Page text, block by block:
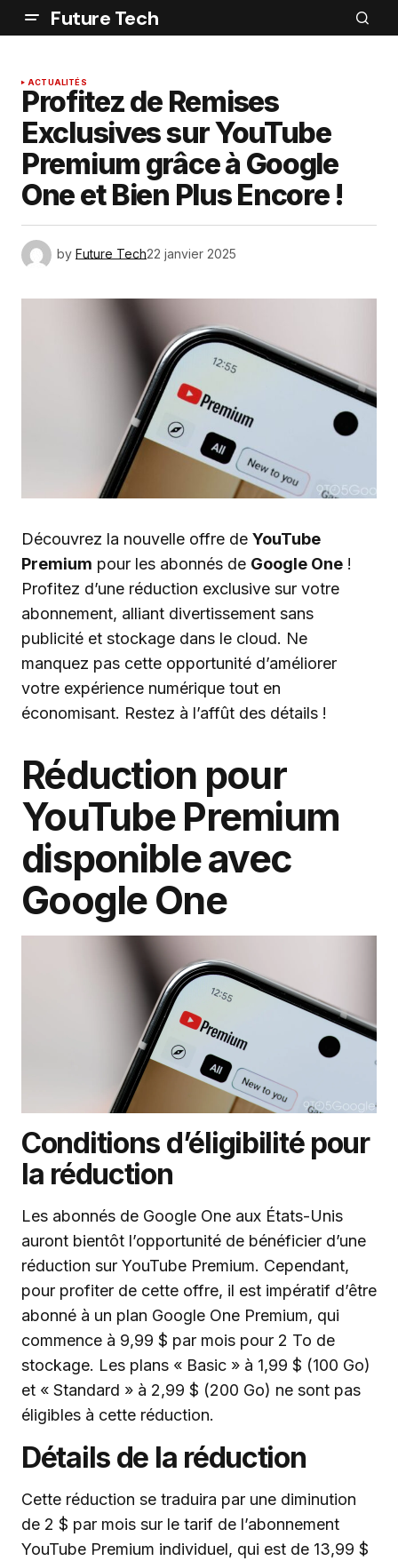
Future Tech
ACTUALITÉS
Profitez de Remises
Exclusives sur YouTube
Premium grâce à Google
One et Bien Plus Encore !
by Future Tech22 janvier 2025
Découvrez la nouvelle offre de YouTube
Premium pour les abonnés de Google One !
Profitez d’une réduction exclusive sur votre
abonnement, alliant divertissement sans
publicité et stockage dans le cloud. Ne
manquez pas cette opportunité d’améliorer
votre expérience numérique tout en
économisant. Restez à l’affût des détails !
Réduction pour
YouTube Premium
disponible avec
Google One
Conditions d’éligibilité pour
la réduction
Les abonnés de Google One aux États-Unis
auront bientôt l’opportunité de bénéficier d’une
réduction sur YouTube Premium. Cependant,
pour profiter de cette offre, il est impératif d’être
abonné à un plan Google One Premium, qui
commence à 9,99 $ par mois pour 2 To de
stockage. Les plans « Basic » à 1,99 $ (100 Go)
et « Standard » à 2,99 $ (200 Go) ne sont pas
éligibles à cette réduction.
Détails de la réduction
Cette réduction se traduira par une diminution
de 2 $ par mois sur le tarif de l’abonnement
YouTube Premium individuel, qui est de 13,99 $